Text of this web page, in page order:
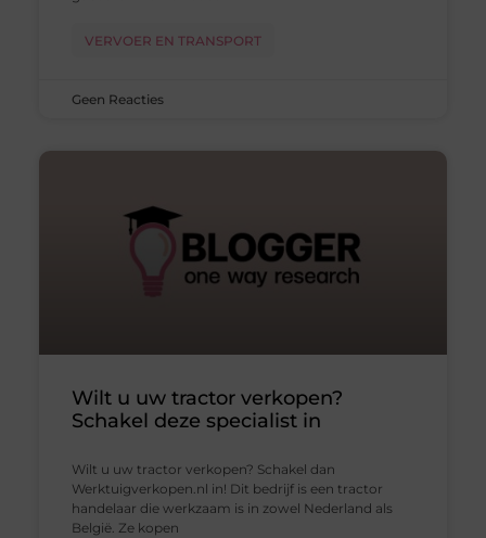
VERVOER EN TRANSPORT
Geen Reacties
Wilt u uw tractor verkopen?
Schakel deze specialist in
Wilt u uw tractor verkopen? Schakel dan
Werktuigverkopen.nl in! Dit bedrijf is een tractor
handelaar die werkzaam is in zowel Nederland als
België. Ze kopen